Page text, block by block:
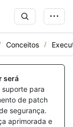
Conceitos
será
suporte para
de patch
segurança.
aprimorada e